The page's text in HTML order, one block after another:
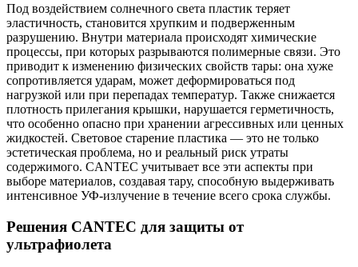
Под воздействием солнечного света пластик теряет
эластичность, становится хрупким и подверженным
разрушению. Внутри материала происходят химические
процессы, при которых разрываются полимерные связи. Это
приводит к изменению физических свойств тары: она хуже
сопротивляется ударам, может деформироваться под
нагрузкой или при перепадах температур. Также снижается
плотность прилегания крышки, нарушается герметичность,
что особенно опасно при хранении агрессивных или ценных
жидкостей. Световое старение пластика — это не только
эстетическая проблема, но и реальный риск утраты
содержимого. CANTEC учитывает все эти аспекты при
выборе материалов, создавая тару, способную выдерживать
интенсивное УФ-излучение в течение всего срока службы.
Решения CANTEC для защиты от
ультрафиолета